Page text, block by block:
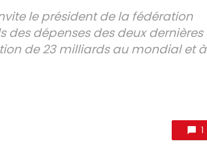
le président de la fédération
dépenses des deux dernières
de 23 milliards au mondial et à
1